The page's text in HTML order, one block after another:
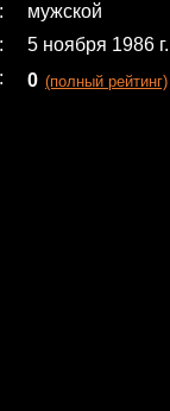
мужской
5 ноября 1986 г.
0 (полный рейтинг)